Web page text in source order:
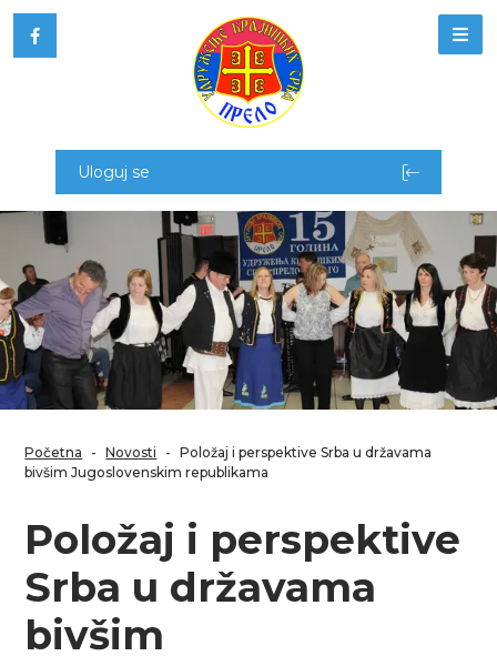
Uloguj se
Početna - Novosti - Položaj i perspektive Srba u državama
bivšim Jugoslovenskim republikama
Položaj i perspektive
Srba u državama
bivšim